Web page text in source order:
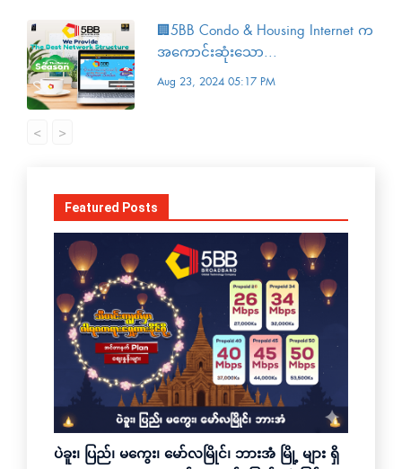
🏢5BB Condo & Housing Internet က
အကောင်းဆုံးသော...
Aug 23, 2024 05:17 PM
< >
Featured Posts
ပဲခူး၊ ပြည်၊ မကွေး၊ မော်လမြိုင်၊ ဘားအံ မြို့ များ ရှိ